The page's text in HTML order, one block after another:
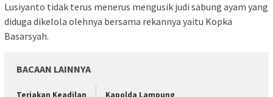
Lusiyanto tidak terus menerus mengusik judi sabung ayam yang
diduga dikelola olehnya bersama rekannya yaitu Kopka
Basarsyah.
BACAAN LAINNYA
Teriakan Keadilan
Kapolda Lampung